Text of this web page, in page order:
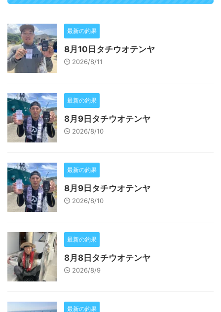
最新の釣果
8月10日タチウオテンヤ
2026/8/11
最新の釣果
8月9日タチウオテンヤ
2026/8/10
最新の釣果
8月9日タチウオテンヤ
2026/8/10
最新の釣果
8月8日タチウオテンヤ
2026/8/9
最新の釣果